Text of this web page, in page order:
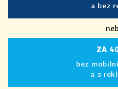
a bez
ZA
bez
a s